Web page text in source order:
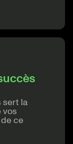
sert la
vos
ce